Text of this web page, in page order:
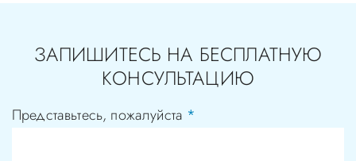
ЗАПИШИТЕСЬ НА БЕСПЛАТНУЮ
КОНСУЛЬТАЦИЮ
Представьтесь, пожалуйста *